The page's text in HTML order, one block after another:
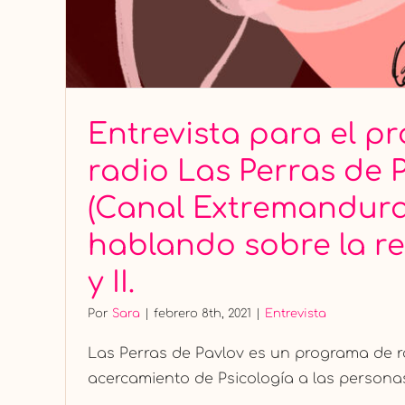
Entrevista para el
radio Las Perras de
(Canal
hablando sobre la
y II.
Por Sara febrero 8th, 2021 Entrevista
Las Perras de Pavlov es un programa de
acercamiento de Psicología a las